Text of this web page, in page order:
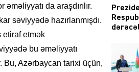
da araşdırılır.
səviyyədə hazırlanmışdı.
etiraf etmək
bu əməliyyatı
Bu, Azərbaycan tarixi üçün,